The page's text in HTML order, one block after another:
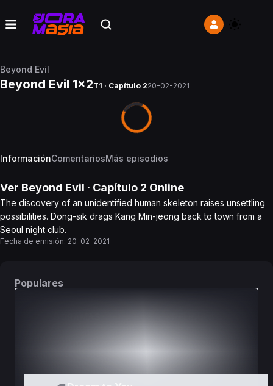
Beyond Evil
Beyond Evil 1x2T1 · Capítulo 220-02-2021
InformaciónComentariosMás episodios
Ver Beyond Evil · Capítulo 2 Online
The discovery of an unidentified human skeleton raises unsettling
possibilities. Dong-sik drags Kang Min-jeong back to town from a
Seoul night club.
Fecha de emisión: 20-02-2021
Populares